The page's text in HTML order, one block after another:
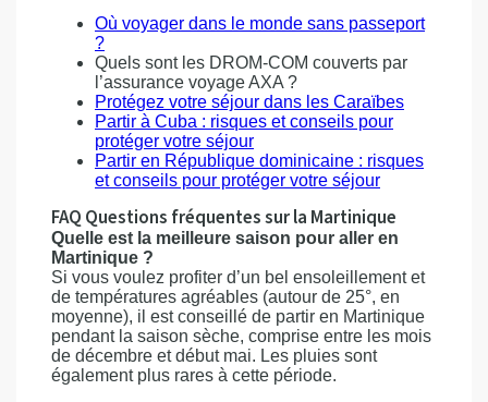
Où voyager dans le monde sans passeport
?
Quels sont les DROM-COM couverts par
l’assurance voyage AXA ?
Protégez votre séjour dans les Caraïbes
Partir à Cuba : risques et conseils pour
protéger votre séjour
Partir en République dominicaine : risques
et conseils pour protéger votre séjour
FAQ Questions fréquentes sur la Martinique
Quelle est la meilleure saison pour aller en
Martinique ?
Si vous voulez profiter d’un bel ensoleillement et
de températures agréables (autour de 25°, en
moyenne), il est conseillé de partir en Martinique
pendant la saison sèche, comprise entre les mois
de décembre et début mai. Les pluies sont
également plus rares à cette période.